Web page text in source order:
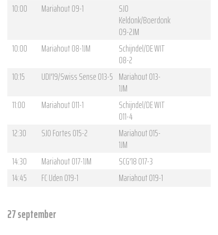
10:00 Mariahout O9-1
SJO
Keldonk/Boerdonk
O9-2JM
10:00
Mariahout O8-1JM
Schijndel/DE WIT
O8-2
10:15
UDI'19/Swiss Sense O13-5 Mariahout O13-
1JM
11:00
Mariahout O11-1
Schijndel/DE WIT
O11-4
12:30
SJO Fortes O15-2
Mariahout O15-
1JM
14:30
Mariahout O17-1JM
SCG'18 O17-3
14:45
FC Uden O19-1 Mariahout O19-1
27 september